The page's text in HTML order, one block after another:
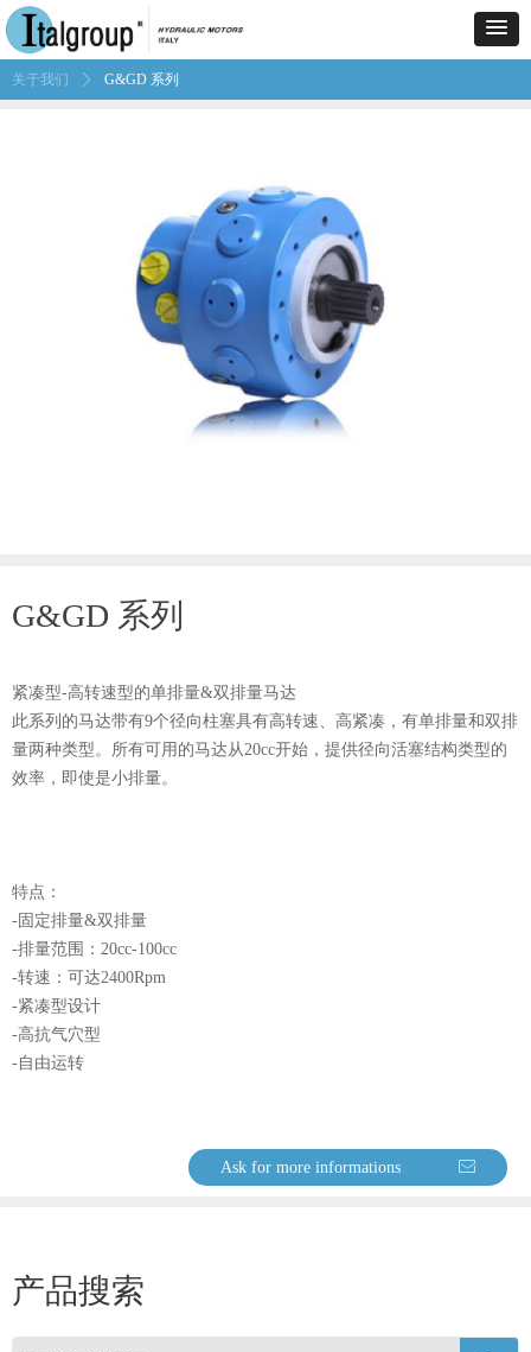
关于我们 ꄲ G&GD 系列
G&GD 系列
紧凑型-高转速型的单排量&双排量马达
此系列的马达带有9个径向柱塞具有高转速、高紧凑，有单排量和双排
量两种类型。所有可用的马达从20cc开始，提供径向活塞结构类型的
效率，即使是小排量。
特点：
-固定排量&双排量
-排量范围：20cc-100cc
-转速：可达2400Rpm
-紧凑型设计
-高抗气穴型
-自由运转
Ask for more informations ꂘ
产品搜索